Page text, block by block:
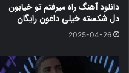
دانلود آهنگ راه میرفتم تو خیابون
دل شکسته خیلی داغون رایگان
2025-04-26